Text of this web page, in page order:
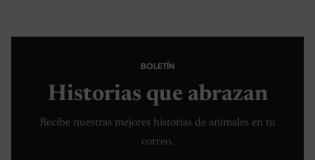
BOLETÍN
Historias que abrazan
Recibe nuestras mejores historias de animales en tu
correo.